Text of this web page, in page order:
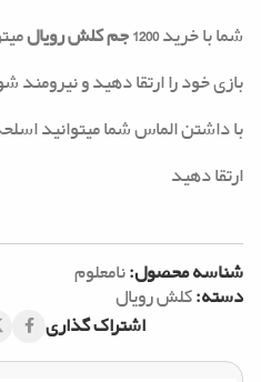
شما با خرید1200 جم کلش رویال
بازی خود را ارتقا دهید و نیرومند
با داشتن الماس شما میتوانید
ارتقا دهید
شناسه محصول:نامعلوم
دسته:کلش رویال
اشتراک گذاری